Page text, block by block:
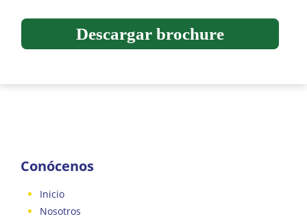
Descargar brochure
Conócenos
Inicio
Nosotros